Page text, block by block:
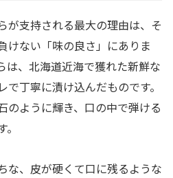
が支持される最大の理由は、そ
けない「味の良さ」にありま
は、北海道近海で獲れた新鮮な
丁寧に漬け込んだものです。
のように輝き、口の中で弾ける
な、皮が硬くて口に残るような